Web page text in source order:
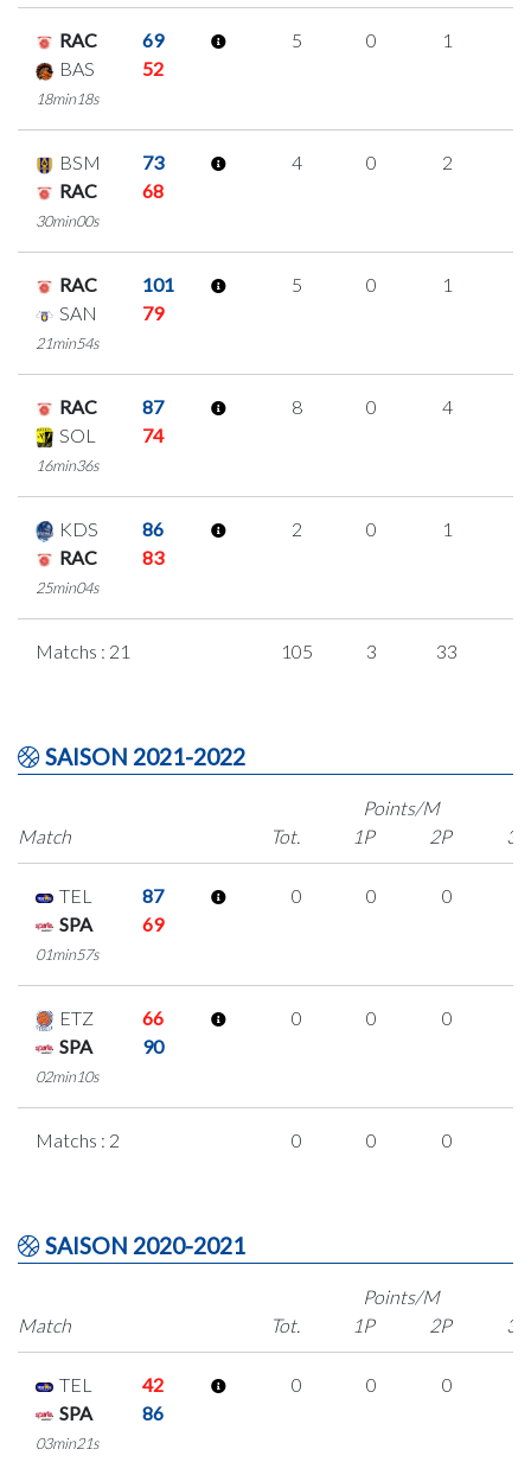
RAC
69
BAS
52
18min18s
5 0 1
BSM
73
RAC
68
30min00s
4 0 2
RAC
101
SAN
79
21min54s
5 0 1
RAC
87
SOL
74
16min36s
8 0 4
KDS
86
RAC
83
25min04s
2 0 1
Matchs : 21 105 3 33
SAISON 2021-2022
Match
Points/M
Tot.
1P 2P 3P
TEL
87
SPA
69
01min57s
0 0 0
ETZ
66
SPA
90
02min10s
0 0 0
Matchs : 2 0 0 0
SAISON 2020-2021
Match
Points/M
Tot.
1P 2P 3P
TEL
42
SPA
86
03min21s
0 0 0